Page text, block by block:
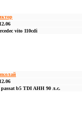
vito 110cdi
passat b5 TDI AHH 90 л.с.